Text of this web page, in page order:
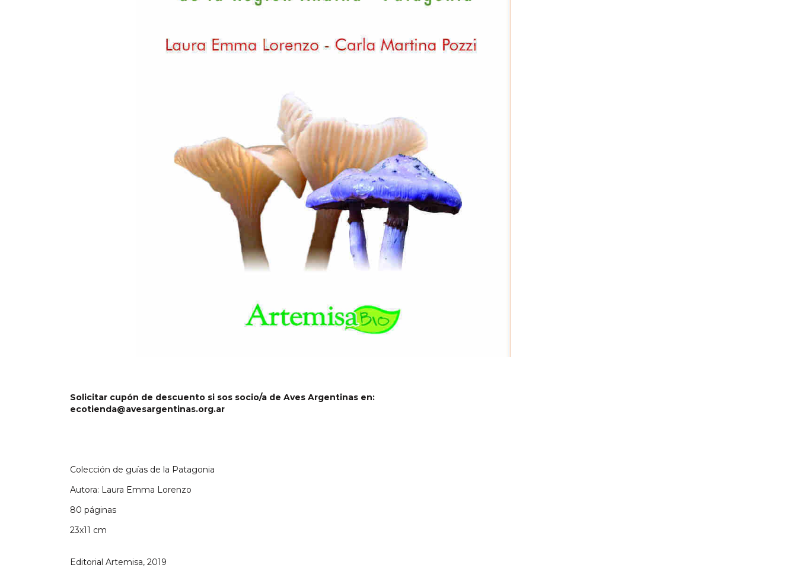
Solicitar cupón de descuento si sos socio/a de Aves Argentinas en:
ecotienda@avesargentinas.org.ar
Colección de guías de la Patagonia
Autora: Laura Emma Lorenzo
80 páginas
23x11 cm
Editorial Artemisa, 2019